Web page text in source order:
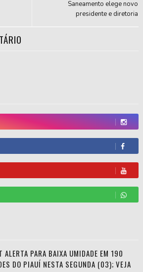
Saneamento elege novo
presidente e diretoria
ALERTA PARA BAIXA UMIDADE EM 190
DO PIAUÍ NESTA SEGUNDA (03); VEJA